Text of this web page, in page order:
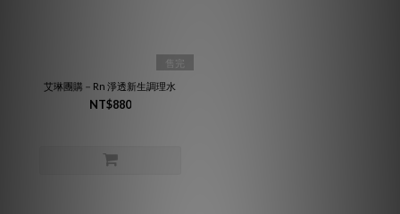
售完
艾琳團購－Rn 淨透新生調理水
NT$880